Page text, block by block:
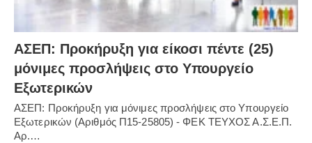
ΑΣΕΠ: Προκήρυξη για είκοσι πέντε (25)
μόνιμες προσλήψεις στο Υπουργείο
Εξωτερικών
ΑΣΕΠ: Προκήρυξη για μόνιμες προσλήψεις στο Υπουργείο
Εξωτερικών (Αριθμός Π15-25805) - ΦΕΚ ΤΕΥΧΟΣ Α.Σ.Ε.Π.
Αρ.…